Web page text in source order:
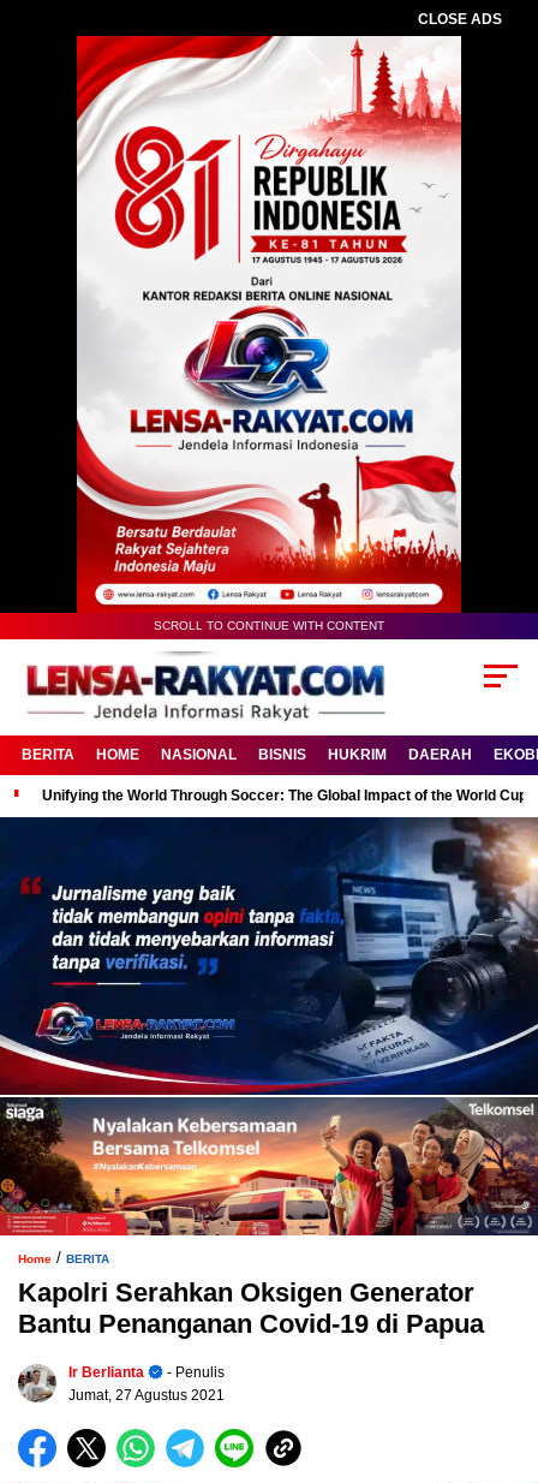
CLOSE ADS
SCROLL TO CONTINUE WITH CONTENT
BERITA HOME NASIONAL BISNIS HUKRIM DAERAH
Unifying the World Through Soccer: The Global Impact of the World Cup
Home / BERITA
Kapolri Serahkan Oksigen Generator
Bantu Penanganan Covid-19 di Papua
Ir Berlianta
- Penulis
Jumat, 27 Agustus 2021